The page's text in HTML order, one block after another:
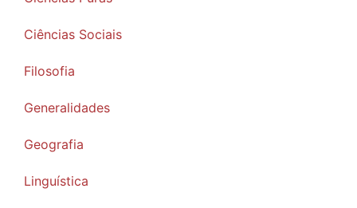
Ciências Sociais
Filosofia
Generalidades
Geografia
Linguística